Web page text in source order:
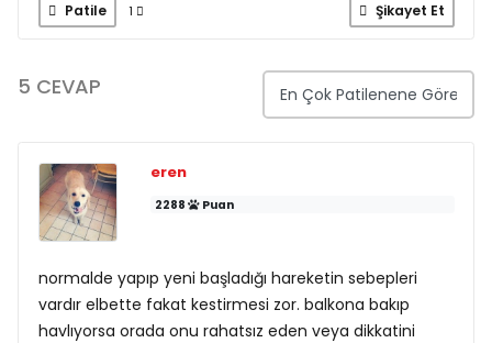
Patile 1 Şikayet Et
5 CEVAP
eren
2288 Puan
normalde yapıp yeni başladığı hareketin sebepleri
vardır elbette fakat kestirmesi zor. balkona bakıp
havlıyorsa orada onu rahatsız eden veya dikkatini